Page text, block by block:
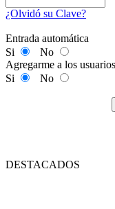
¿Olvidó su Clave?
Entrada automática
Si
No
Agregarme a los
Si
No
DESTACADOS